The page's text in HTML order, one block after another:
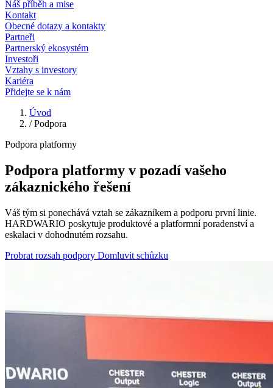
Náš příběh a mise
Kontakt
Obecné dotazy a kontakty
Partneři
Partnerský ekosystém
Investoři
Vztahy s investory
Kariéra
Přidejte se k nám
Úvod
/ Podpora
Podpora platformy
Podpora platformy v pozadí vašeho
zákaznického řešení
Váš tým si ponechává vztah se zákazníkem a podporu první linie.
HARDWARIO poskytuje produktové a platformní poradenství a
eskalaci v dohodnutém rozsahu.
Probrat rozsah podpory Domluvit schůzku